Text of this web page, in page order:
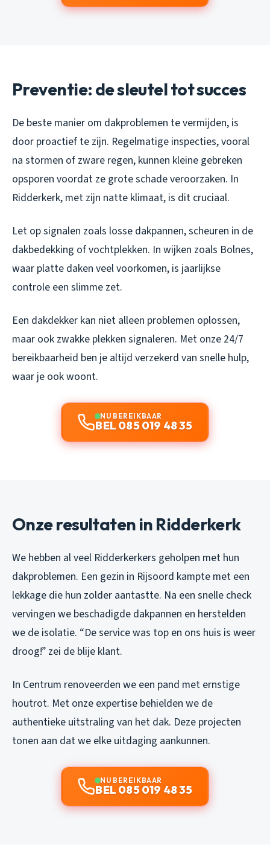
Preventie: de sleutel tot succes
De beste manier om dakproblemen te vermijden, is
door proactief te zijn. Regelmatige inspecties, vooral
na stormen of zware regen, kunnen kleine gebreken
opsporen voordat ze grote schade veroorzaken. In
Ridderkerk, met zijn natte klimaat, is dit cruciaal.
Let op signalen zoals losse dakpannen, scheuren in de
dakbedekking of vochtplekken. In wijken zoals Bolnes,
waar platte daken veel voorkomen, is jaarlijkse
controle een slimme zet.
Een dakdekker kan niet alleen problemen oplossen,
maar ook zwakke plekken signaleren. Met onze 24/7
bereikbaarheid ben je altijd verzekerd van snelle hulp,
waar je ook woont.
NU BEREIKBAAR
BEL 085 019 48 35
Onze resultaten in Ridderkerk
We hebben al veel Ridderkerkers geholpen met hun
dakproblemen. Een gezin in Rijsoord kampte met een
lekkage die hun zolder aantastte. Na een snelle check
vervingen we beschadigde dakpannen en herstelden
we de isolatie. “De service was top en ons huis is weer
droog!” zei de blije klant.
In Centrum renoveerden we een pand met ernstige
houtrot. Met onze expertise behielden we de
authentieke uitstraling van het dak. Deze projecten
tonen aan dat we elke uitdaging aankunnen.
NU BEREIKBAAR
BEL 085 019 48 35